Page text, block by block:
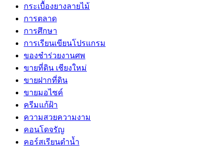
กระเบื้องยางลายไม้
การตลาด
การศึกษา
การเรียนเขียนโปรแกรม
ของชำร่วยงานศพ
ขายที่ดิน เชียงใหม่
ขายฝากที่ดิน
ขายมอไซค์
ครีมแก้ฝ้า
ความสวยความงาม
คอนโดจรัญ
คอร์สเรียนดำน้ำ